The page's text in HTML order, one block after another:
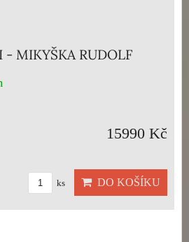
- MIKYŠKA RUDOLF
15990 Kč
ks DO KOŠÍKU